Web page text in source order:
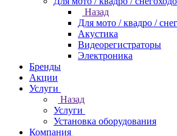
Назад
Для мото / квадро /
Акустика
Видеорегистраторы
Электроника
Бренды
Акции
Услуги
Назад
Услуги
Установка оборудования
Компания